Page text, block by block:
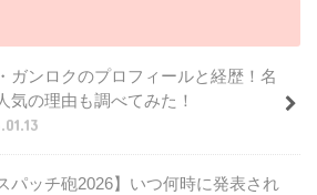
ガンロクのプロフィールと経歴！名
気の理由も調べてみた！
パッチ砲2026】いつ何時に発表され